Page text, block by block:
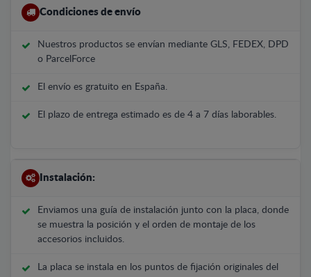
Condiciones de envío
Nuestros productos se envían mediante GLS, FEDEX, DPD
o ParcelForce
El envío es gratuito en España.
El plazo de entrega estimado es de 4 a 7 días laborables.
Instalación:
Enviamos una guía de instalación junto con la placa, donde
se muestra la posición y el orden de montaje de los
accesorios incluidos.
La placa se instala en los puntos de fijación originales del